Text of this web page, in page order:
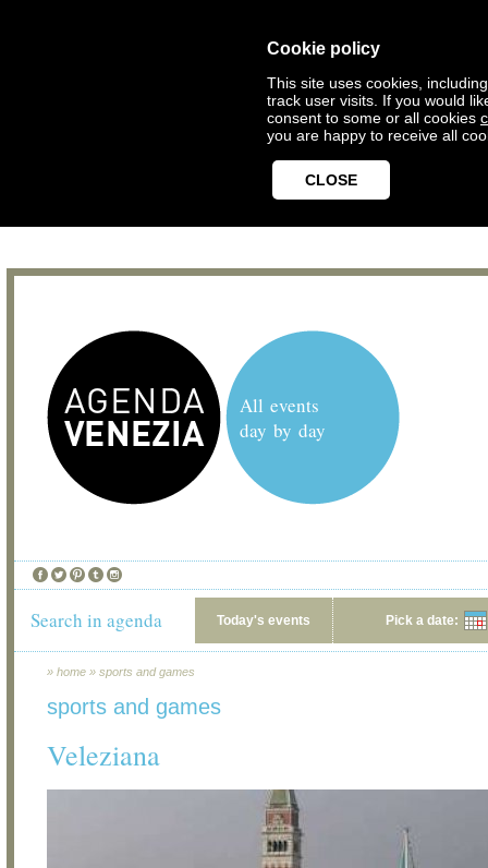
Cookie policy
This site uses cookies,
track user visits. If you would
consent to some or all cookies
you are happy to receive all
CLOSE
All events
day by day
Search in agenda Today's events Pick a date:
» home » sports and games
sports and games
Veleziana